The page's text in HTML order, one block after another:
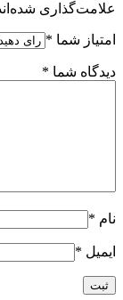
علامت‌گذاری
امتیاز شما *
دیدگاه شما *
نام *
ایمیل *